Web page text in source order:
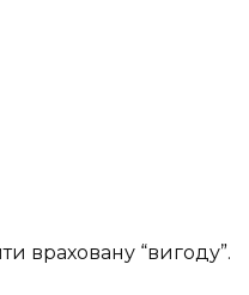
враховану “вигоду”.